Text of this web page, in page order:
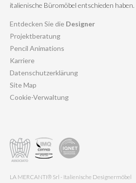
italienische Büromöbel entschieden haben.
Entdecken Sie die Designer
Projektberatung
Pencil Animations
Karriere
Datenschutzerklärung
Site Map
Cookie-Verwaltung
LA MERCANTI® Srl - Italienische Designermöbel